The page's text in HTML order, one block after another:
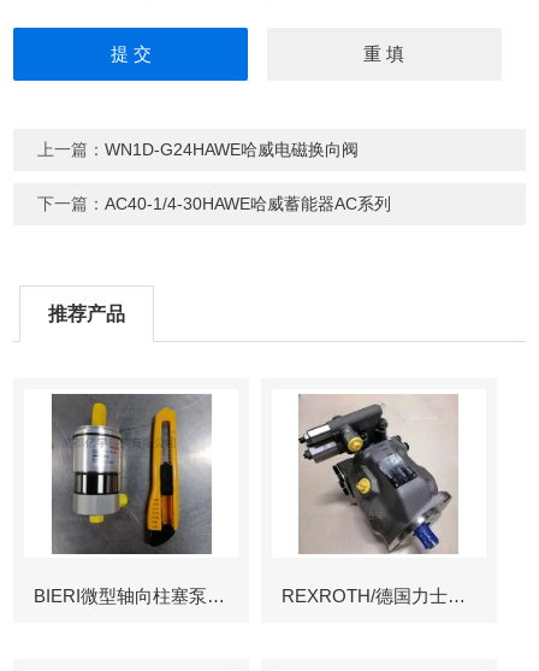
上一篇：WN1D-G24HAWE哈威电磁换向阀
下一篇：AC40-1/4-30HAWE哈威蓄能器AC系列
推荐产品
BIERI微型轴向柱塞泵AKP REXROTH/德国力士乐叶片泵